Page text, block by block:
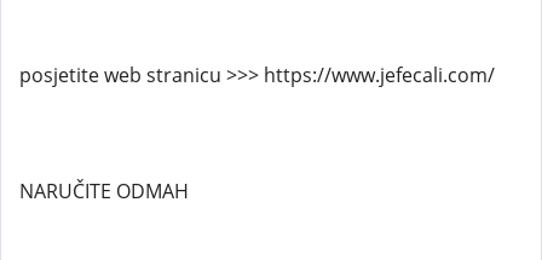
posjetite web stranicu >>> https://www.jefecali.com/
NARUČITE ODMAH